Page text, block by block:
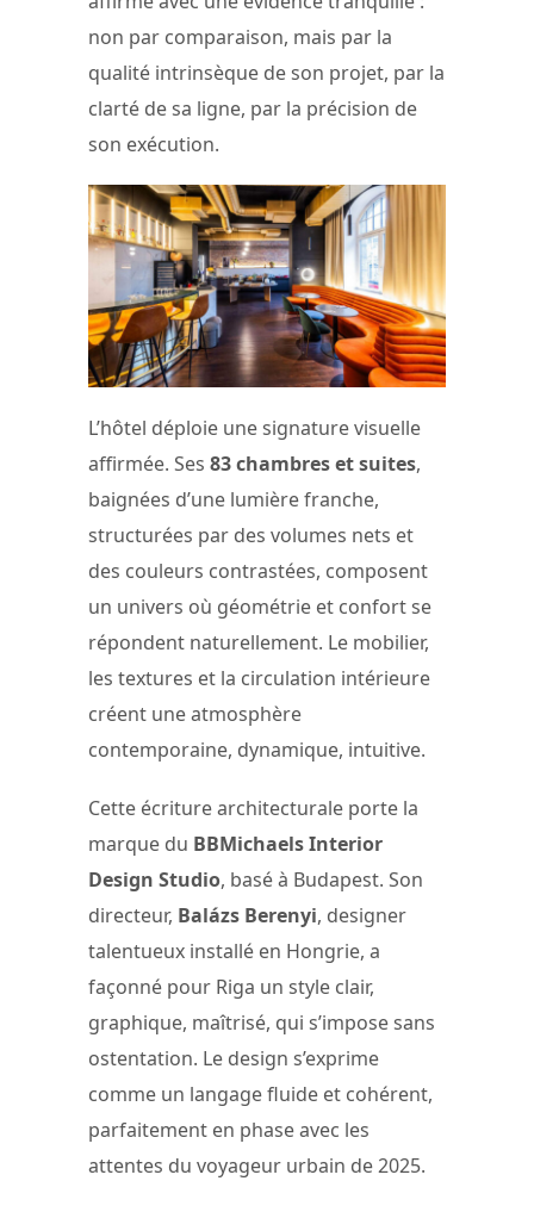
non par comparaison, mais par la
qualité intrinsèque de son projet, par la
clarté de sa ligne, par la précision de
son exécution.
L’hôtel déploie une signature visuelle
affirmée. Ses 83 chambres et suites,
baignées d’une lumière franche,
structurées par des volumes nets et
des couleurs contrastées, composent
un univers où géométrie et confort se
répondent naturellement. Le mobilier,
les textures et la circulation intérieure
créent une atmosphère
contemporaine, dynamique, intuitive.
Cette écriture architecturale porte la
marque du BBMichaels Interior
Design Studio, basé à Budapest. Son
directeur, Balázs Berenyi, designer
talentueux installé en Hongrie, a
façonné pour Riga un style clair,
graphique, maîtrisé, qui s’impose sans
ostentation. Le design s’exprime
comme un langage fluide et cohérent,
parfaitement en phase avec les
attentes du voyageur urbain de 2025.